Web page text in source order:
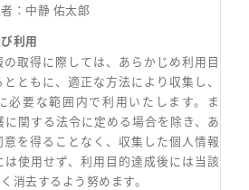
：中静 佑太郎
利用
取得に際しては、あらかじめ利用目
ともに、適正な方法により収集し、
必要な範囲内で利用いたします。ま
関する法令に定める場合を除き、あ
意を得ることなく、収集した個人情報
使用せず、利用目的達成後には当該
消去するよう努めます。